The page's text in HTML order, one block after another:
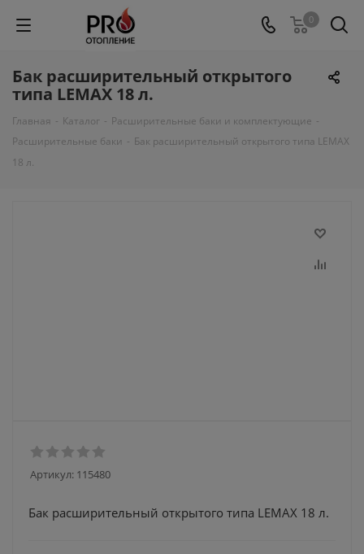
0
Бак расширительный открытого
типа LEMAX 18 л.
Главная - Каталог - Расширительные баки и комплектующие -
Расширительные баки - Бак расширительный открытого типа LEMAX
18 л.
Артикул: 115480
Бак расширительный открытого типа LEMAX 18 л.